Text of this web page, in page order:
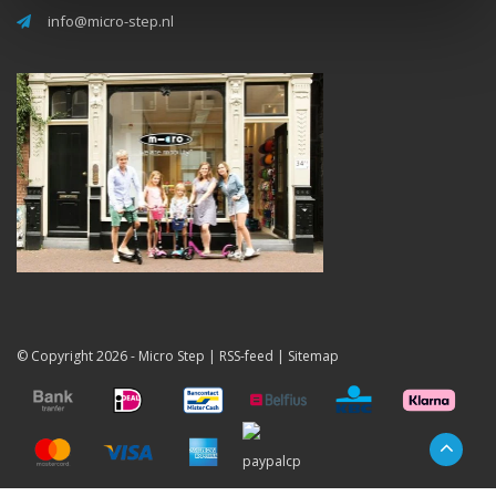
info@micro-step.nl
© Copyright 2026 - Micro Step | RSS-feed | Sitemap